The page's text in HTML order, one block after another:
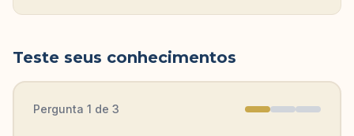
Teste seus conhecimentos
Pergunta 1 de 3